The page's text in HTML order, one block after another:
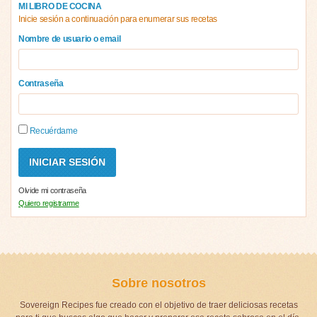
MI LIBRO DE COCINA
Inicie sesión a continuación para enumerar sus recetas
Nombre de usuario o email
Contraseña
Recuérdame
Olvide mi contraseña
Quiero registrarme
Sobre nosotros
Sovereign Recipes fue creado con el objetivo de traer deliciosas recetas